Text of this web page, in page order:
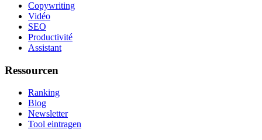
Copywriting
Vidéo
SEO
Productivité
Assistant
Ressourcen
Ranking
Blog
Newsletter
Tool eintragen